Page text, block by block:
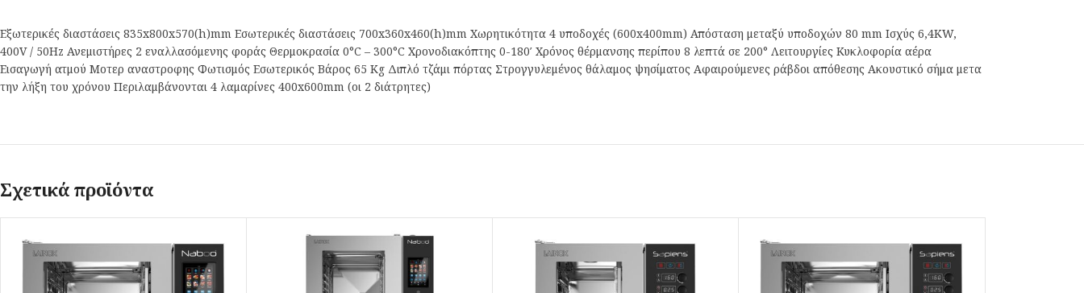
Εξωτερικές διαστάσεις 835x800x570(h)mm Εσωτερικές διαστάσεις 700x360x460(h)mm Χωρητικότητα 4 υποδοχές (600x400mm) Απόσταση μεταξύ υποδοχών 80 mm Ισχύς 6,4KW,
400V / 50Hz Ανεμιστήρες 2 εναλλασόμενης φοράς Θερμοκρασία 0°C – 300°C Χρονοδιακόπτης 0-180′ Χρόνος θέρμανσης περίπου 8 λεπτά σε 200° Λειτουργίες Κυκλοφορία αέρα
Εισαγωγή ατμού Μοτερ αναστροφης Φωτισμός Εσωτερικός Βάρος 65 Kg Διπλό τζάμι πόρτας Στρογγυλεμένος θάλαμος ψησίματος Αφαιρούμενες ράβδοι απόθεσης Ακουστικό σήμα μετα
την λήξη του χρόνου Περιλαμβάνονται 4 λαμαρίνες 400x600mm (οι 2 διάτρητες)
Σχετικά προϊόντα